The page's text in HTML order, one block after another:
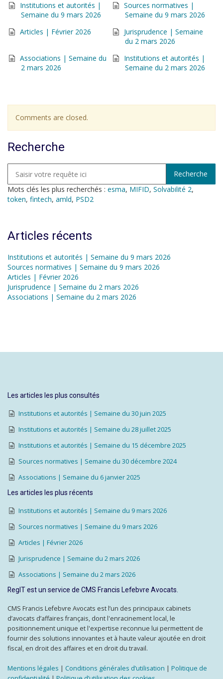
Institutions et autorités |
Semaine du 9 mars 2026
Sources normatives |
Semaine du 9 mars 2026
Articles | Février 2026
Jurisprudence | Semaine
du 2 mars 2026
Associations | Semaine du
2 mars 2026
Institutions et autorités |
Semaine du 2 mars 2026
Comments are closed.
Recherche
Mots clés les plus recherchés : esma, MIFID, Solvabilité 2,
token, fintech, amld, PSD2
Articles récents
Institutions et autorités | Semaine du 9 mars 2026
Sources normatives | Semaine du 9 mars 2026
Articles | Février 2026
Jurisprudence | Semaine du 2 mars 2026
Associations | Semaine du 2 mars 2026
Les articles les plus consultés
Institutions et autorités | Semaine du 30 juin 2025
Institutions et autorités | Semaine du 28 juillet 2025
Institutions et autorités | Semaine du 15 décembre 2025
Sources normatives | Semaine du 30 décembre 2024
Associations | Semaine du 6 janvier 2025
Les articles les plus récents
Institutions et autorités | Semaine du 9 mars 2026
Sources normatives | Semaine du 9 mars 2026
Articles | Février 2026
Jurisprudence | Semaine du 2 mars 2026
Associations | Semaine du 2 mars 2026
RegIT est un service de CMS Francis Lefebvre Avocats.
CMS Francis Lefebvre Avocats est l’un des principaux cabinets
d’avocats d’affaires français, dont l'enracinement local, le
positionnement unique et l'expertise reconnue lui permettent de
fournir des solutions innovantes et à haute valeur ajoutée en droit
fiscal, en droit des affaires et en droit du travail.
Mentions légales | Conditions générales d’utilisation | Politique de